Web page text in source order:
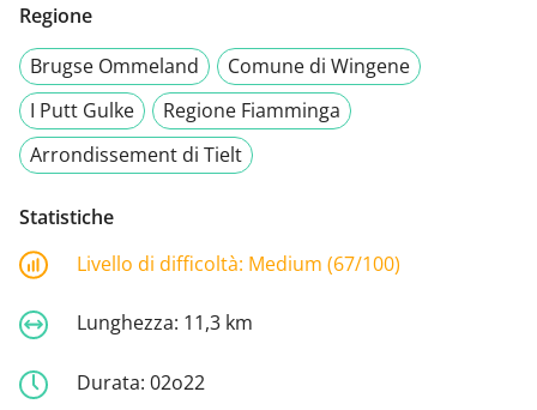
Regione
Brugse Ommeland
Comune di Wingene
I Putt Gulke
Regione Fiamminga
Arrondissement di Tielt
Statistiche
Livello di difficoltà: Medium (67/100)
Lunghezza: 11,3 km
Durata: 02o22